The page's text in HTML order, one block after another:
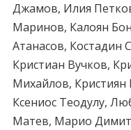
Джамов, Илия
Маринов, Калоян
Атанасов, Костадин
Кристиан Вучков,
Михайлов,
Ксениос Теодулу,
Матев, Марио